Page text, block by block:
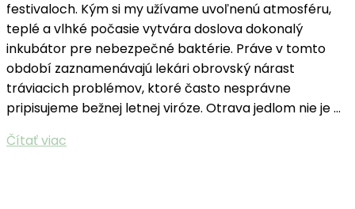
festivaloch. Kým si my užívame uvoľnenú atmosféru,
teplé a vlhké počasie vytvára doslova dokonalý
inkubátor pre nebezpečné baktérie. Práve v tomto
období zaznamenávajú lekári obrovský nárast
tráviacich problémov, ktoré často nesprávne
pripisujeme bežnej letnej viróze. Otrava jedlom nie je …
Čítať viac